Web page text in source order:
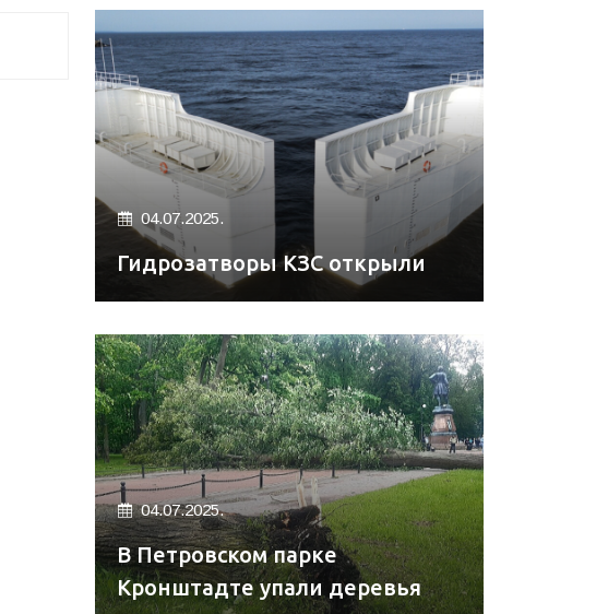
04.07.2025.
Гидрозатворы КЗС открыли
04.07.2025.
В Петровском парке
Кронштадте упали деревья